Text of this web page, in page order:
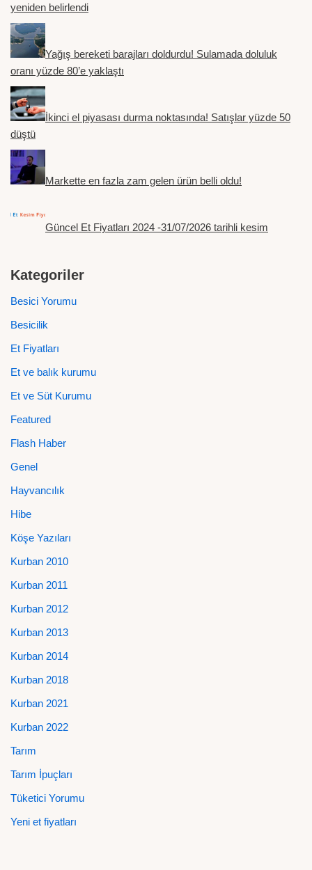
yeniden belirlendi
Yağış bereketi barajları doldurdu! Sulamada doluluk
oranı yüzde 80’e yaklaştı
İkinci el piyasası durma noktasında! Satışlar yüzde 50
düştü
Markette en fazla zam gelen ürün belli oldu!
Güncel Et Fiyatları 2024 -31/07/2026 tarihli kesim
Kategoriler
Besici Yorumu
Besicilik
Et Fiyatları
Et ve balık kurumu
Et ve Süt Kurumu
Featured
Flash Haber
Genel
Hayvancılık
Hibe
Köşe Yazıları
Kurban 2010
Kurban 2011
Kurban 2012
Kurban 2013
Kurban 2014
Kurban 2018
Kurban 2021
Kurban 2022
Tarım
Tarım İpuçları
Tüketici Yorumu
Yeni et fiyatları